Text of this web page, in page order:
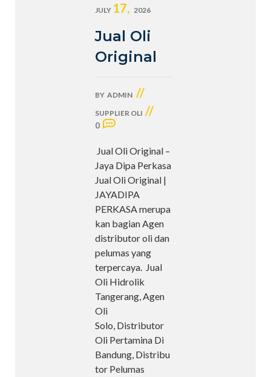
JULY 17, 2026
Jual Oli
Original
BY ADMIN //
SUPPLIER OLI //
0
Jual Oli Original –
Jaya Dipa Perkasa
Jual Oli Original |
JAYADIPA
PERKASA merupa
kan bagian Agen
distributor oli dan
pelumas yang
terpercaya. Jual
Oli Hidrolik
Tangerang, Agen
Oli
Solo, Distributor
Oli Pertamina Di
Bandung, Distribu
tor Pelumas